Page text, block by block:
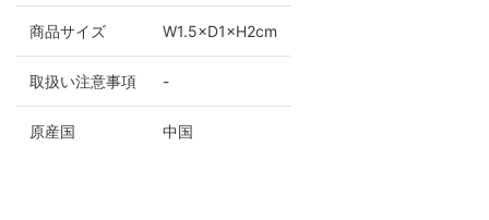
商品サイズ W1.5×D1×H2cm
取扱い注意事項 -
原産国 中国